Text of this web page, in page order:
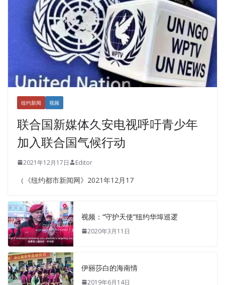
纽约新闻 视频
联合国新媒体久安电视呼吁青少年
加入联合国气候行动
2021年12月17日 Editor
（《纽约都市新闻网》2021年12月17
视频：“守护天使”纽约华埠巡逻
2020年3月11日
伊丽莎白的海南情
2019年6月14日